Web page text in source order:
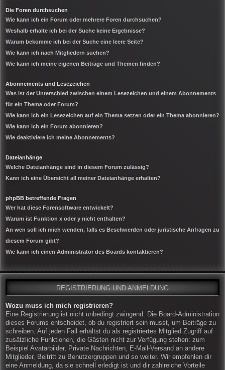
Die Foren durchsuchen
Wie kann ich ein Forum oder mehrere Foren durchsuchen?
Weshalb erhalte ich bei der Suche keine Ergebnisse?
Warum bekomme ich bei der Suche eine leere Seite?
Wie kann ich nach Mitgliedern suchen?
Wie kann ich meine eigenen Beiträge und Themen finden?
Abonnements und Lesezeichen
Was ist der Unterschied zwischen einem Lesezeichen und einem Abonnements
für ein Thema oder Forum?
Wie kann ich ein Lesezeichen auf ein Thema setzen oder ein Thema abonnieren?
Wie kann ich ein Forum abonnieren?
Wie deaktiviere ich meine Abonnements?
Dateianhänge
Welche Dateianhänge sind in diesem Forum zulässig?
Kann ich eine Übersicht all meiner Dateianhänge erhalten?
phpBB betreffende Fragen
Wer hat diese Forensoftware entwickelt?
Warum ist Funktion x oder y nicht enthalten?
An wen soll ich mich wenden, falls es Beschwerden oder juristische Anfragen zu
diesem Forum gibt?
Wie kann ich einen Administrator des Boards kontaktieren?
REGISTRIERUNG UND ANMELDUNG
Wozu muss ich mich registrieren?
Eine Registrierung ist nicht unbedingt zwingend. Die Board-Administration
dieses Forums entscheidet, ob du registriert sein musst, um Beiträge zu
schreiben. Auf jeden Fall erhältst du als registriertes Mitglied Zugriff auf
zusätzliche Funktionen, die Gästen nicht zur Verfügung stehen: zum
Beispiel Avatarbilder, Private Nachrichten, E-Mail-Versand an andere
Mitglieder, Beitritt zu Benutzergruppen und so weiter. Wir empfehlen dir
eine Anmeldung, da sie schnell erledigt ist und dir zahlreiche Vorteile